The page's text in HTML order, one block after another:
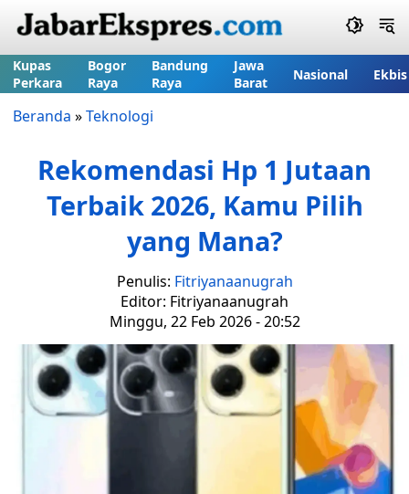
Kupas
Perkara
Bogor
Raya
Bandung
Raya
Jawa
Barat
Nasional Ekbis
Beranda »Teknologi
Rekomendasi Hp 1 Jutaan
Terbaik 2026, Kamu Pilih
yang Mana?
Penulis: Fitriyanaanugrah
Editor: Fitriyanaanugrah
Minggu, 22 Feb 2026 - 20:52